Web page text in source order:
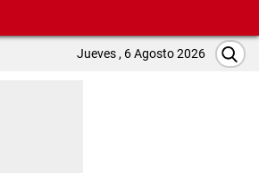
Jueves , 6 Agosto 2026